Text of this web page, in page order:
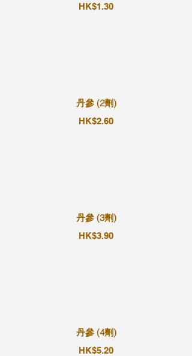
HK$1.30
丹參 (2劑)
HK$2.60
丹參 (3劑)
HK$3.90
丹參 (4劑)
HK$5.20